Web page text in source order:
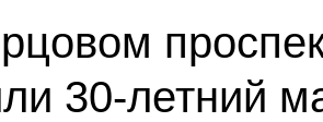
30-летний